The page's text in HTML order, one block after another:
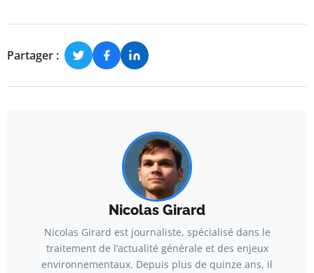
Partager :
Nicolas Girard
Nicolas Girard est journaliste, spécialisé dans le
traitement de l’actualité générale et des enjeux
environnementaux. Depuis plus de quinze ans, il